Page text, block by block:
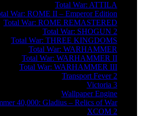
Total War: ATTILA
War: ROME II – Emperor Edition
Total War: ROME REMASTERED
Total War: SHOGUN 2
Total War: THREE KINGDOMS
Total War: WARHAMMER
Total War: WARHAMMER II
Total War: WARHAMMER III
Transport Fever 2
Victoria 3
Wallpaper Engine
40,000: Gladius – Relics of War
XCOM 2